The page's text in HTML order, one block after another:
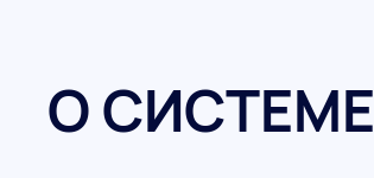
О СИСТЕМЕ